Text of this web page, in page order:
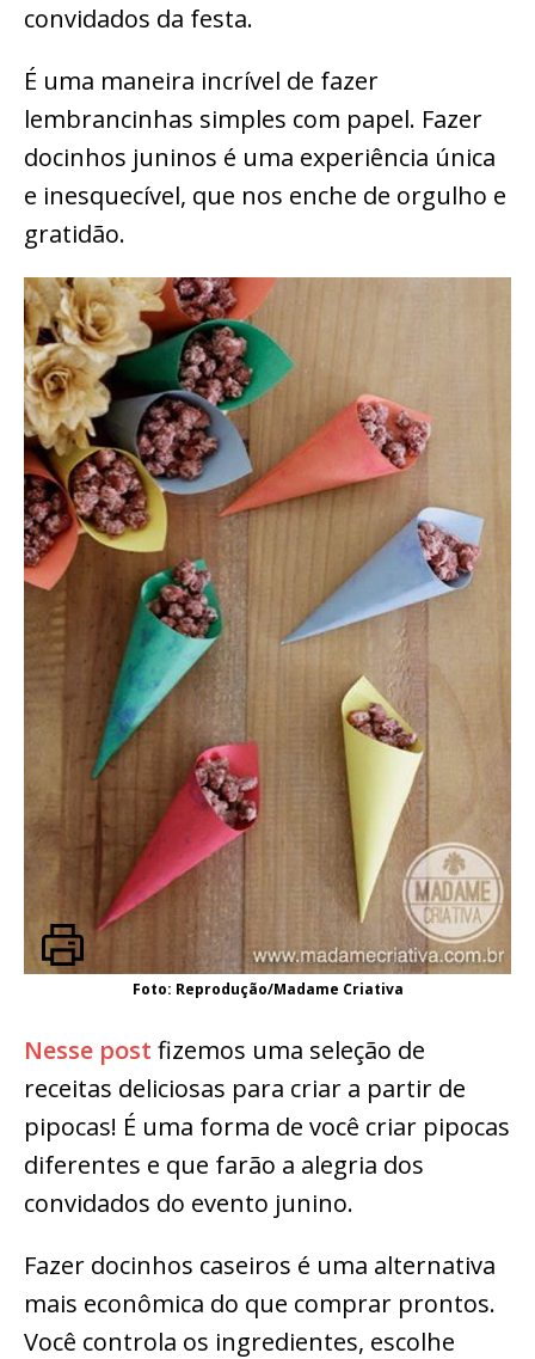
convidados da festa.
É uma maneira incrível de fazer
lembrancinhas simples com papel. Fazer
docinhos juninos é uma experiência única
e inesquecível, que nos enche de orgulho e
gratidão.
Foto: Reprodução/Madame Criativa
Nesse post fizemos uma seleção de
receitas deliciosas para criar a partir de
pipocas! É uma forma de você criar pipocas
diferentes e que farão a alegria dos
convidados do evento junino.
Fazer docinhos caseiros é uma alternativa
mais econômica do que comprar prontos.
Você controla os ingredientes, escolhe